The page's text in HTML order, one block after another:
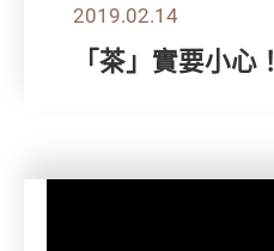
2019.02.14
「茶」實要小心！